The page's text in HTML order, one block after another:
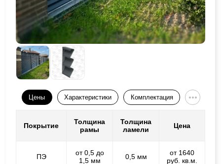
Цены Характеристики Комплектация
Покрытие
Толщина
рамы
Толщина
ламели
Цена
ПЭ
от 0,5 до
1,5 мм
0,5 мм
от 1640
руб. кв.м.